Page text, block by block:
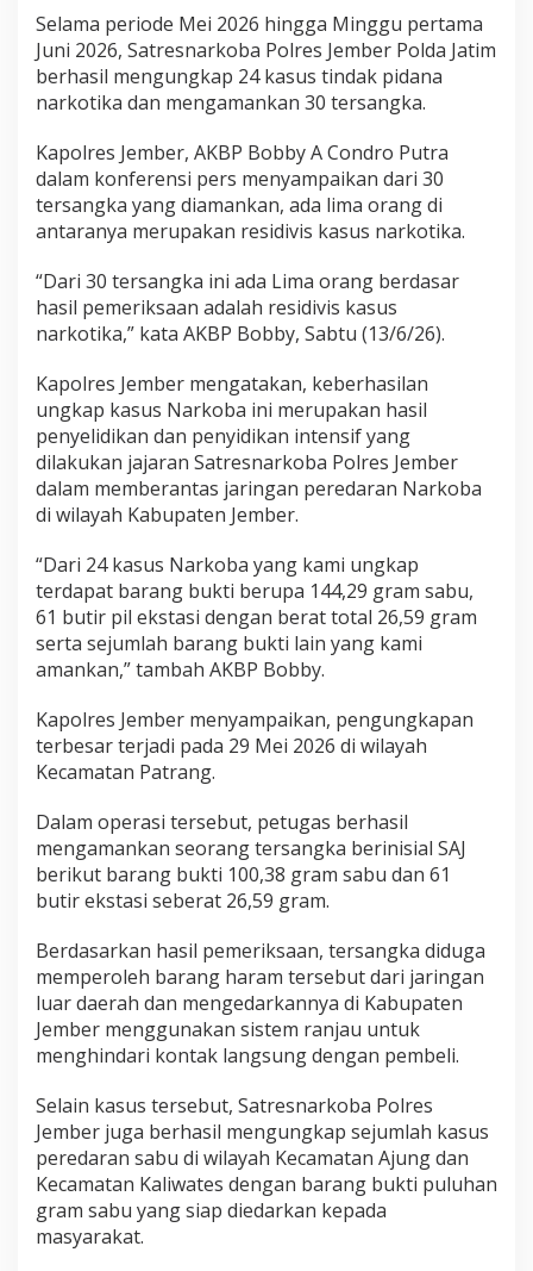
d
a
n
R
a
u
s
a
n
r
a
m
S
b
u
Selama periode Mei 2026 hingga Minggu pertama
Juni 2026, Satresnarkoba Polres Jember Polda Jatim
berhasil mengungkap 24 kasus tindak pidana
narkotika dan mengamankan 30 tersangka.
Kapolres Jember, AKBP Bobby A Condro Putra
dalam konferensi pers menyampaikan dari 30
tersangka yang diamankan, ada lima orang di
antaranya merupakan residivis kasus narkotika.
“Dari 30 tersangka ini ada Lima orang berdasar
hasil pemeriksaan adalah residivis kasus
narkotika,” kata AKBP Bobby, Sabtu (13/6/26).
Kapolres Jember mengatakan, keberhasilan
ungkap kasus Narkoba ini merupakan hasil
penyelidikan dan penyidikan intensif yang
dilakukan jajaran Satresnarkoba Polres Jember
dalam memberantas jaringan peredaran Narkoba
di wilayah Kabupaten Jember.
“Dari 24 kasus Narkoba yang kami ungkap
terdapat barang bukti berupa 144,29 gram sabu,
61 butir pil ekstasi dengan berat total 26,59 gram
serta sejumlah barang bukti lain yang kami
amankan,” tambah AKBP Bobby.
Kapolres Jember menyampaikan, pengungkapan
terbesar terjadi pada 29 Mei 2026 di wilayah
Kecamatan Patrang.
Dalam operasi tersebut, petugas berhasil
mengamankan seorang tersangka berinisial SAJ
berikut barang bukti 100,38 gram sabu dan 61
butir ekstasi seberat 26,59 gram.
Berdasarkan hasil pemeriksaan, tersangka diduga
memperoleh barang haram tersebut dari jaringan
luar daerah dan mengedarkannya di Kabupaten
Jember menggunakan sistem ranjau untuk
menghindari kontak langsung dengan pembeli.
Selain kasus tersebut, Satresnarkoba Polres
Jember juga berhasil mengungkap sejumlah kasus
peredaran sabu di wilayah Kecamatan Ajung dan
Kecamatan Kaliwates dengan barang bukti puluhan
gram sabu yang siap diedarkan kepada
masyarakat.